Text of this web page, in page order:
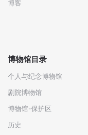
博客
博物馆目录
个人与纪念博物馆
剧院博物馆
博物馆-保护区
历史